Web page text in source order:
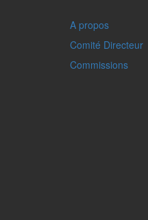
A propos
Comité Directeur
Commissions